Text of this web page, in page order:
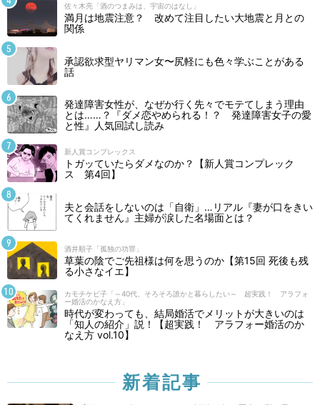
佐々木亮「酒のつまみは、宇宙のはなし」
満月は地震注意？ 改めて注目したい大地震と月との
関係
承認欲求型ヤリマン女〜尻軽にも色々学ぶことがある
話
発達障害女性が、なぜか行く先々でモテてしまう理由
とは……？『ダメ恋やめられる！？ 発達障害女子の愛
と性』人気回試し読み
新人賞コンプレックス
トガッていたらダメなのか？【新人賞コンプレック
ス 第4回】
夫と会話をしないのは「自衛」…リアル『妻が口をきい
てくれません』主婦が涙した名場面とは？
酒井順子「孤独の功罪」
草葉の陰でご先祖様は何を思うのか【第15回 死後も残
る小さなイエ】
カモチケビ子「～40代、そろそろ誰かと暮らしたい～ 超実践！ アラフォ
ー婚活のかなえ方」
時代が変わっても、結局婚活でメリットが大きいのは
「知人の紹介」説！【超実践！ アラフォー婚活のか
なえ方 vol.10】
新着記事